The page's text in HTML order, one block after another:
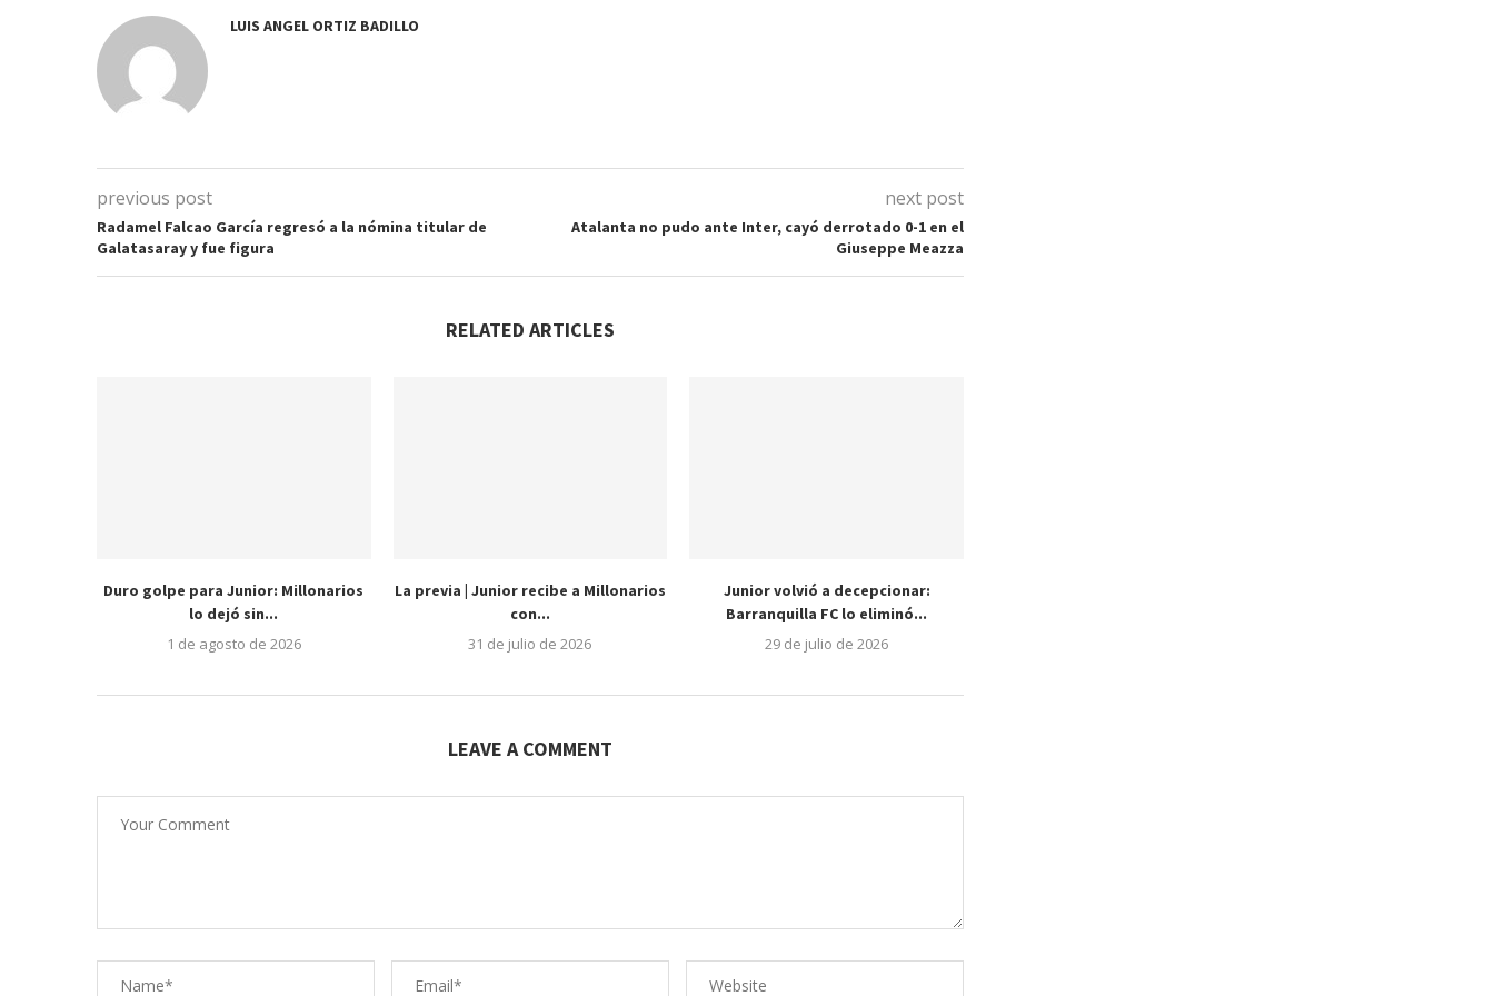
LUIS ANGEL ORTIZ BADILLO
previous post
Radamel Falcao García regresó a la nómina titular de
Galatasaray y fue figura
next post
Atalanta no pudo ante Inter, cayó derrotado 0-1 en el
Giuseppe Meazza
RELATED ARTICLES
Duro golpe para Junior: Millonarios
lo dejó sin...
1 de agosto de 2026
La previa | Junior recibe a Millonarios
con...
31 de julio de 2026
Junior volvió a decepcionar:
Barranquilla FC lo eliminó...
29 de julio de 2026
LEAVE A COMMENT